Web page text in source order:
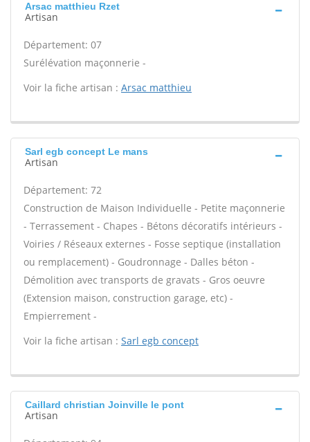
Arsac matthieu Rzet
Artisan
Département: 07
Surélévation maçonnerie -
Voir la fiche artisan : Arsac matthieu
Sarl egb concept Le mans
Artisan
Département: 72
Construction de Maison Individuelle - Petite maçonnerie
- Terrassement - Chapes - Bétons décoratifs intérieurs -
Voiries / Réseaux externes - Fosse septique (installation
ou remplacement) - Goudronnage - Dalles béton -
Démolition avec transports de gravats - Gros oeuvre
(Extension maison, construction garage, etc) -
Empierrement -
Voir la fiche artisan : Sarl egb concept
Caillard christian Joinville le pont
Artisan